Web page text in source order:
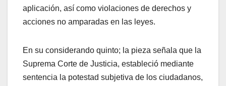
aplicación, así como violaciones de derechos y
acciones no amparadas en las leyes.
En su considerando quinto; la pieza señala que la
Suprema Corte de Justicia, estableció mediante
sentencia la potestad subjetiva de los ciudadanos,